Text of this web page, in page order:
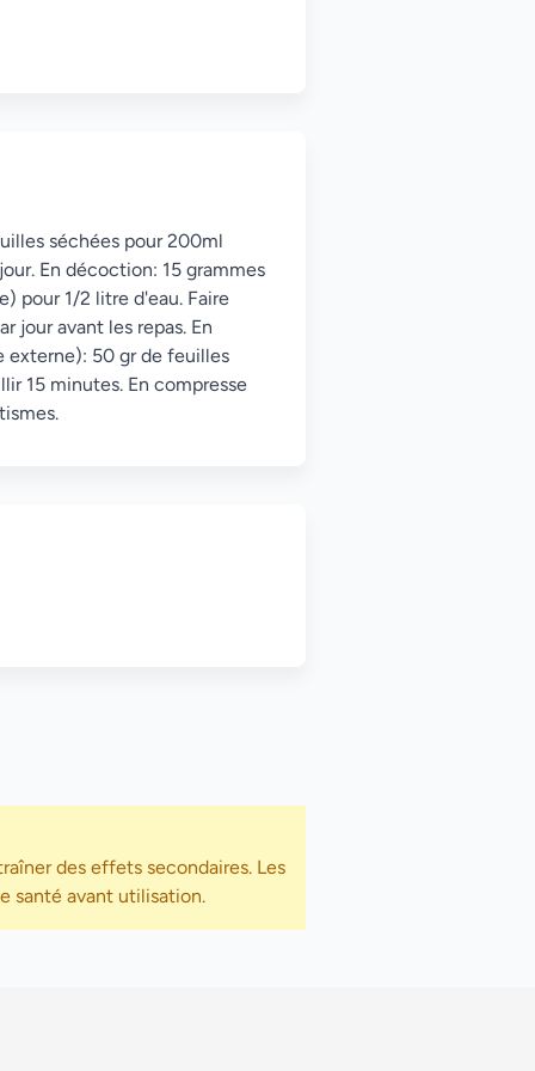
séchées pour 200ml
En décoction: 15 grammes
pour 1/2 litre d'eau. Faire
jour avant les repas. En
50 gr de feuilles
15 minutes. En compresse
des effets secondaires. Les
santé avant utilisation.